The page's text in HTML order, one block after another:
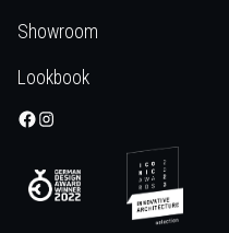
Showroom
Lookbook